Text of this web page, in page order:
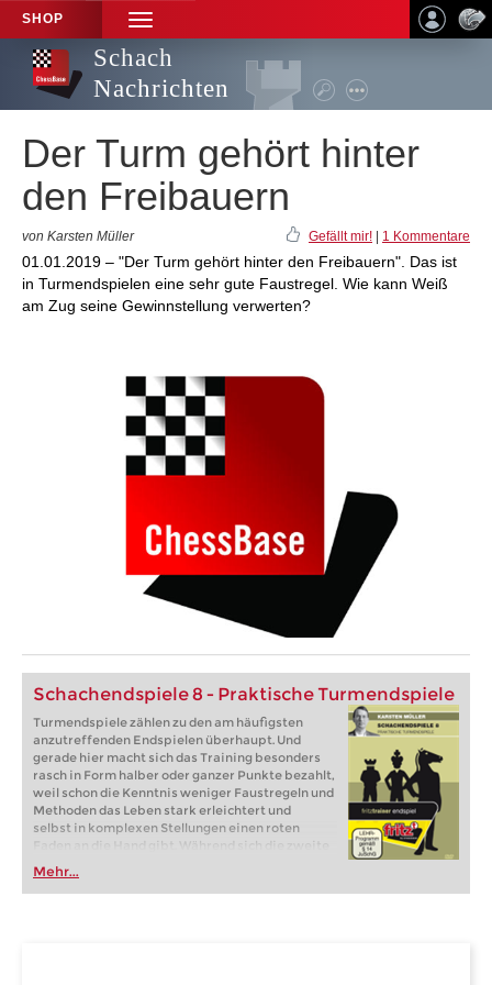
SHOP
TOGGLE
NAVIGATION
Schach
Nachrichten
Der Turm gehört hinter
den Freibauern
von Karsten Müller Gefällt mir! 1 Kommentare
01.01.2019 – "Der Turm gehört hinter den Freibauern". Das ist
in Turmendspielen eine sehr gute Faustregel. Wie kann Weiß
am Zug seine Gewinnstellung verwerten?
Schachendspiele 8 - Praktische Turmendspiele
Turmendspiele zählen zu den am häufigsten
anzutreffenden Endspielen überhaupt. Und
gerade hier macht sich das Training besonders
rasch in Form halber oder ganzer Punkte bezahlt,
weil schon die Kenntnis weniger Faustregeln und
Methoden das Leben stark erleichtert und
selbst in komplexen Stellungen einen roten
Faden an die Hand gibt. Während sich die zweite
Endspiel DVD aus der Reihe von Karsten Müller
mit den theoretischen Turmendspielen
beschäftigte und nach Materialverteilung
Mehr...